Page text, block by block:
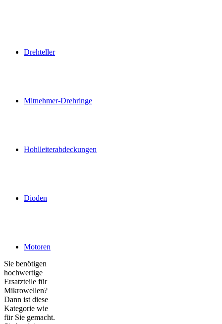
Drehteller
Mitnehmer-Drehringe
Hohlleiterabdeckungen
Dioden
Motoren
Sie benötigen
hochwertige
Ersatzteile für
Mikrowellen?
Dann ist diese
Kategorie wie
für Sie gemacht.